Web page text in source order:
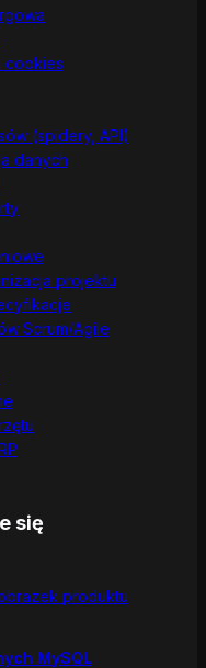
cookies
(spidery, API)
danych
projektu
Scrum/Agile
się
MySQL